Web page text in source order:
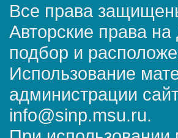
Все права
Авторские права
подбор и
Использование
администрации
info@sinp.msu.ru.